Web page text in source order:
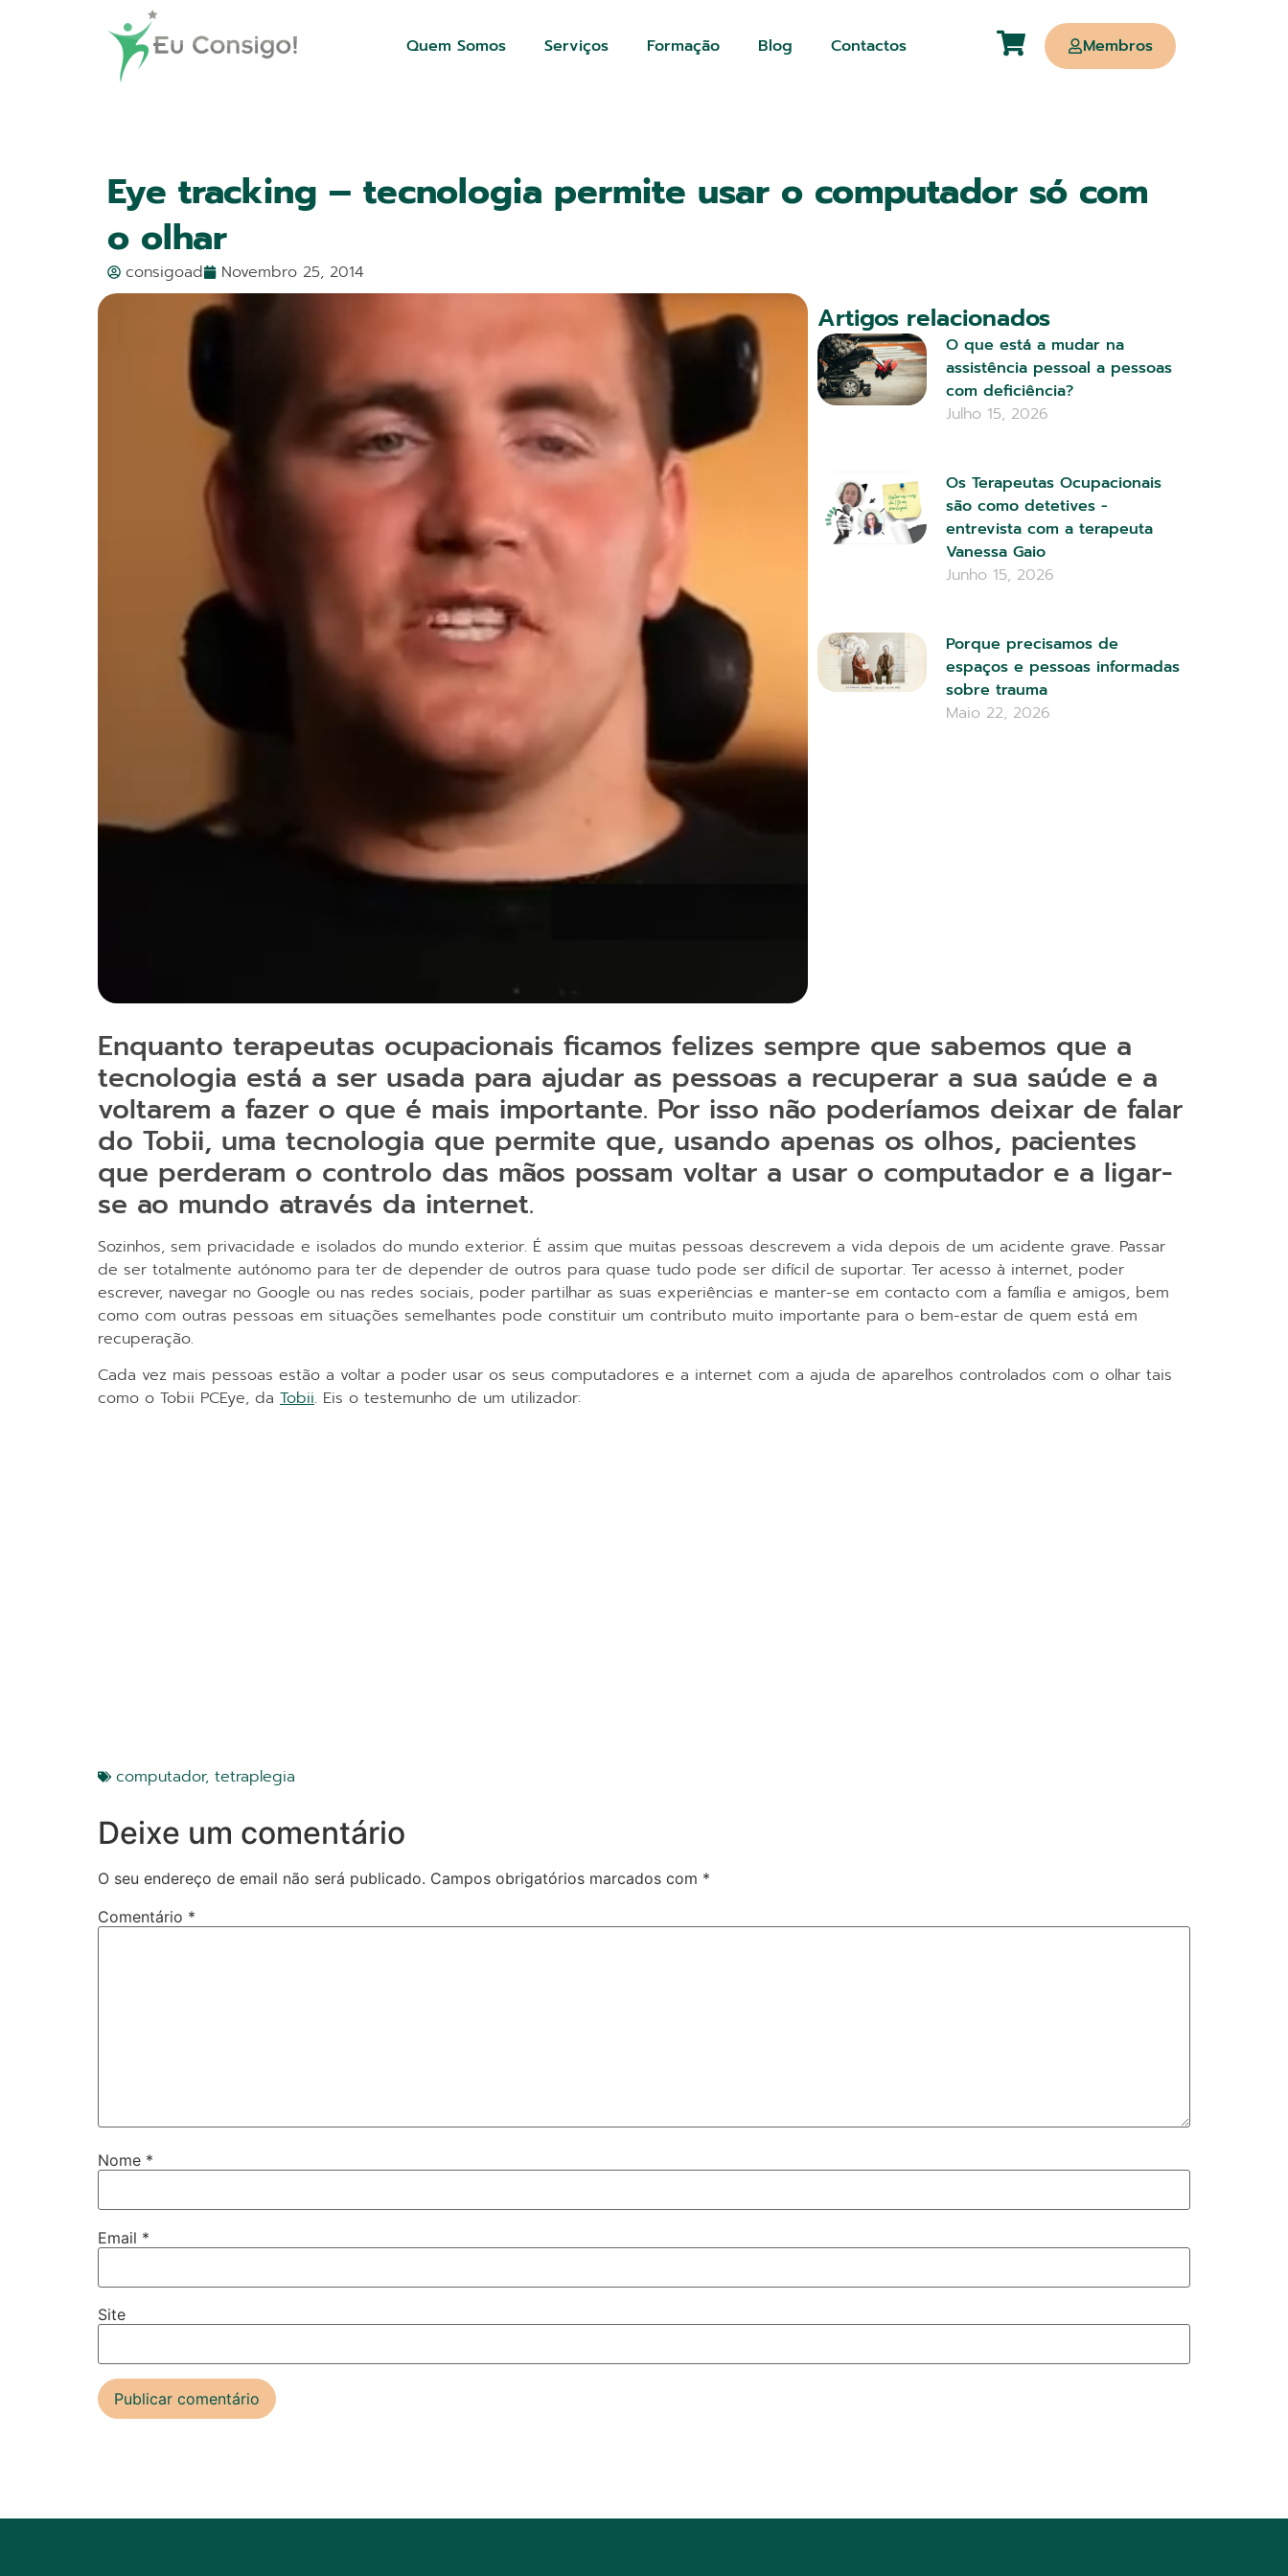
Quem Somos Serviços Formação Blog Contactos Membros
Eye tracking – tecnologia permite usar o computador só com
o olhar
consigoad Novembro 25, 2014
Artigos relacionados
O que está a mudar na
assistência pessoal a pessoas
com deficiência?
Julho 15, 2026
Os Terapeutas Ocupacionais
são como detetives -
entrevista com a terapeuta
Vanessa Gaio
Junho 15, 2026
Porque precisamos de
espaços e pessoas informadas
sobre trauma
Maio 22, 2026
Enquanto terapeutas ocupacionais ficamos felizes sempre que sabemos que a
tecnologia está a ser usada para ajudar as pessoas a recuperar a sua saúde e a
voltarem a fazer o que é mais importante. Por isso não poderíamos deixar de falar
do Tobii, uma tecnologia que permite que, usando apenas os olhos, pacientes
que perderam o controlo das mãos possam voltar a usar o computador e a ligar-
se ao mundo através da internet.
Sozinhos, sem privacidade e isolados do mundo exterior. É assim que muitas pessoas descrevem a vida depois de um acidente grave. Passar
de ser totalmente autónomo para ter de depender de outros para quase tudo pode ser difícil de suportar. Ter acesso à internet, poder
escrever, navegar no Google ou nas redes sociais, poder partilhar as suas experiências e manter-se em contacto com a família e amigos, bem
como com outras pessoas em situações semelhantes pode constituir um contributo muito importante para o bem-estar de quem está em
recuperação.
Cada vez mais pessoas estão a voltar a poder usar os seus computadores e a internet com a ajuda de aparelhos controlados com o olhar tais
como o Tobii PCEye, da Tobii. Eis o testemunho de um utilizador:
computador, tetraplegia
Deixe um comentário
O seu endereço de email não será publicado. Campos obrigatórios marcados com *
Comentário *
Nome *
Email *
Site